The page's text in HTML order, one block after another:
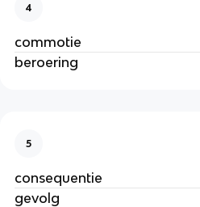
4
commotie
beroering
5
consequentie
gevolg